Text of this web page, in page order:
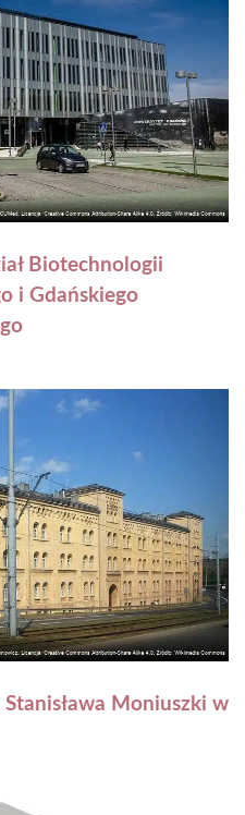
Biotechnologii
i Gdańskiego
Moniuszki w